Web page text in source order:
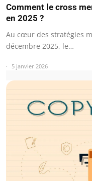
Comment le cross
en 2025 ?
Au cœur des stratégies
décembre 2025, le…
5 janvier 2026